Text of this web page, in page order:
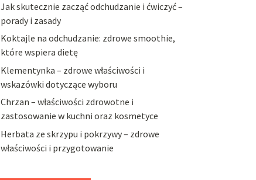
Jak skutecznie zacząć odchudzanie i ćwiczyć –
porady i zasady
Koktajle na odchudzanie: zdrowe smoothie,
które wspiera dietę
Klementynka – zdrowe właściwości i
wskazówki dotyczące wyboru
Chrzan – właściwości zdrowotne i
zastosowanie w kuchni oraz kosmetyce
Herbata ze skrzypu i pokrzywy – zdrowe
właściwości i przygotowanie